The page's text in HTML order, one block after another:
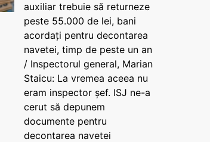
auxiliar trebuie să returneze
peste 55.000 de lei, bani
acordați pentru decontarea
navetei, timp de peste un an
/ Inspectorul general, Marian
Staicu: La vremea aceea nu
eram inspector șef. ISJ ne-a
cerut să depunem
documente pentru
decontarea navetei